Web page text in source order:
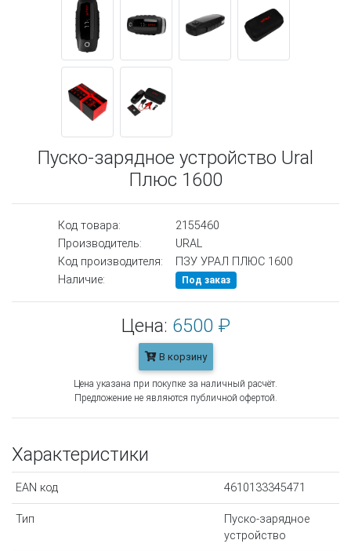
Пуско-зарядное устройство Ural
Плюс 1600
Код товара:
2155460
Производитель:
URAL
Код производителя:
ПЗУ УРАЛ ПЛЮС 1600
Наличие:
Под заказ
Цена: 6500 ₽
В корзину
Цена указана при покупке за наличный расчёт.
Предложение не являются публичной офертой.
Характеристики
EAN код 4610133345471
Тип
Пуско-зарядное
устройство